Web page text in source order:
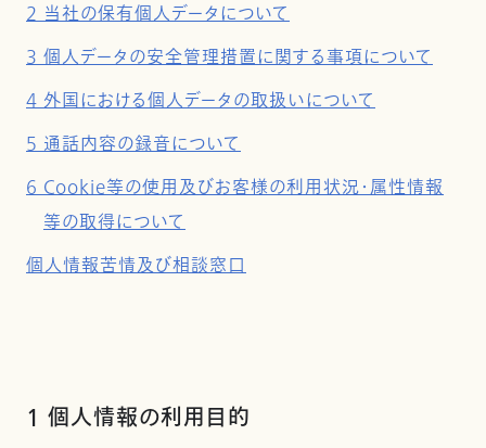
2 当社の保有個人データについて
3 個人データの安全管理措置に関する事項について
4 外国における個人データの取扱いについて
5 通話内容の録音について
6 Cookie等の使用及びお客様の利用状況・属性情報
等の取得について
個人情報苦情及び相談窓口
1 個人情報の利用目的